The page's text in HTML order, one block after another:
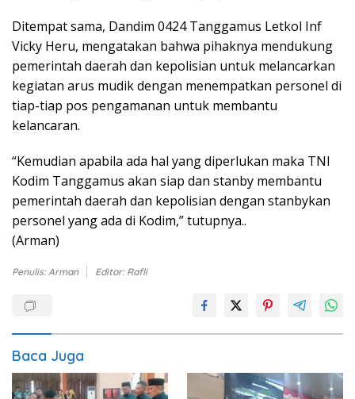
Ditempat sama, Dandim 0424 Tanggamus Letkol Inf
Vicky Heru, mengatakan bahwa pihaknya mendukung
pemerintah daerah dan kepolisian untuk melancarkan
kegiatan arus mudik dengan menempatkan personel di
tiap-tiap pos pengamanan untuk membantu
kelancaran.
“Kemudian apabila ada hal yang diperlukan maka TNI
Kodim Tanggamus akan siap dan stanby membantu
pemerintah daerah dan kepolisian dengan stanbykan
personel yang ada di Kodim,” tutupnya..
(Arman)
Penulis: Arman Editor: Rafli
Baca Juga